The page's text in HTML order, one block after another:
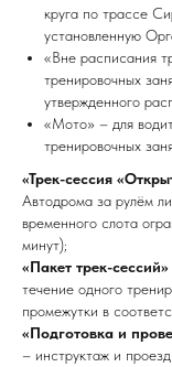
круга по трассе
установленную
«Вне расписания
тренировочных
утвержденного
«Мото» – для
тренировочных
«Трек-сессия
Автодрома за рулём
временного слота
минут);
«Пакет трек-сессий»
течение одного
промежутки в
«Подготовка и
– инструктаж и